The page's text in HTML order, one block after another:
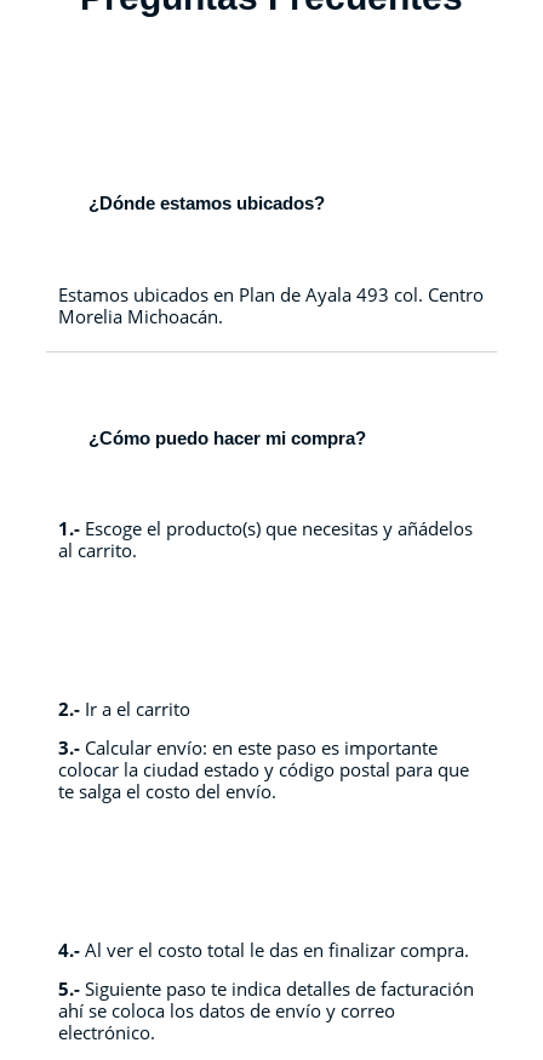
¿Dónde estamos ubicados?
Estamos ubicados en Plan de Ayala 493 col. Centro
Morelia Michoacán.
¿Cómo puedo hacer mi compra?
1.- Escoge el producto(s) que necesitas y añádelos
al carrito.
2.- Ir a el carrito
3.- Calcular envío: en este paso es importante
colocar la ciudad estado y código postal para que
te salga el costo del envío.
4.- Al ver el costo total le das en finalizar compra.
5.- Siguiente paso te indica detalles de facturación
ahí se coloca los datos de envío y correo
electrónico.